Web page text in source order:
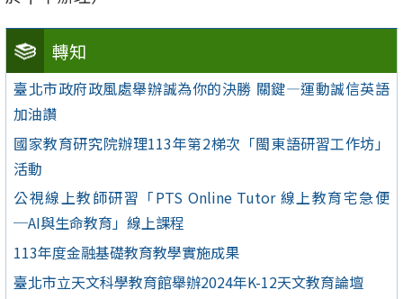
轉知
臺北市政府政風處舉辦誠為你的決勝 關鍵—運動誠信英語
加油讚
國家教育研究院辦理113年第2梯次「閩東語研習工作坊」
活動
公視線上教師研習「PTS Online Tutor 線上教育宅急便
─AI與生命教育」線上課程
113年度金融基礎教育教學實施成果
臺北市立天文科學教育館舉辦2024年K-12天文教育論壇